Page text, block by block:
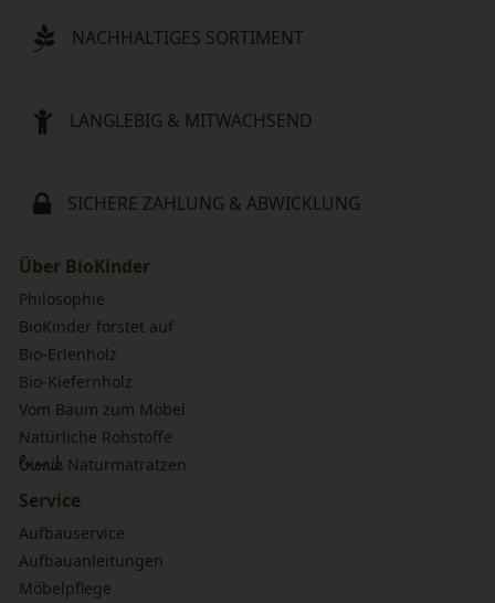
NACHHALTIGES SORTIMENT
LANGLEBIG & MITWACHSEND
SICHERE ZAHLUNG & ABWICKLUNG
Über BioKinder
Philosophie
BioKinder forstet auf
Bio-Erlenholz
Bio-Kiefernholz
Vom Baum zum Möbel
Natürliche Rohstoffe
bionik Naturmatratzen
Service
Aufbauservice
Aufbauanleitungen
Möbelpflege